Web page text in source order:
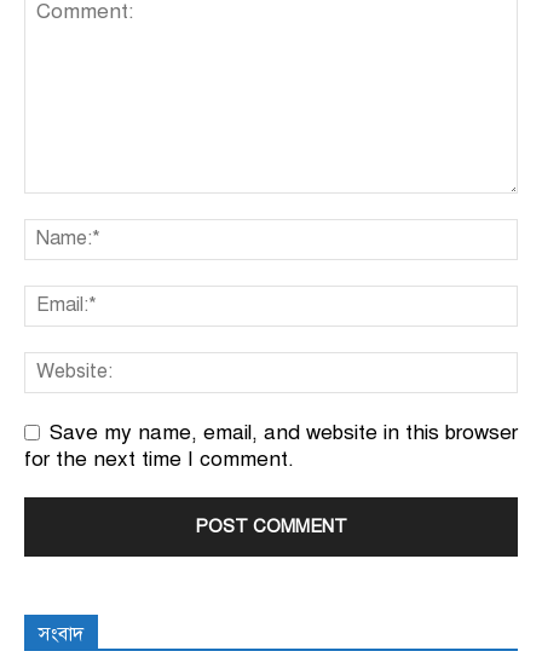
Save my name, email, and website in this browser
for the next time I comment.
সংবাদ